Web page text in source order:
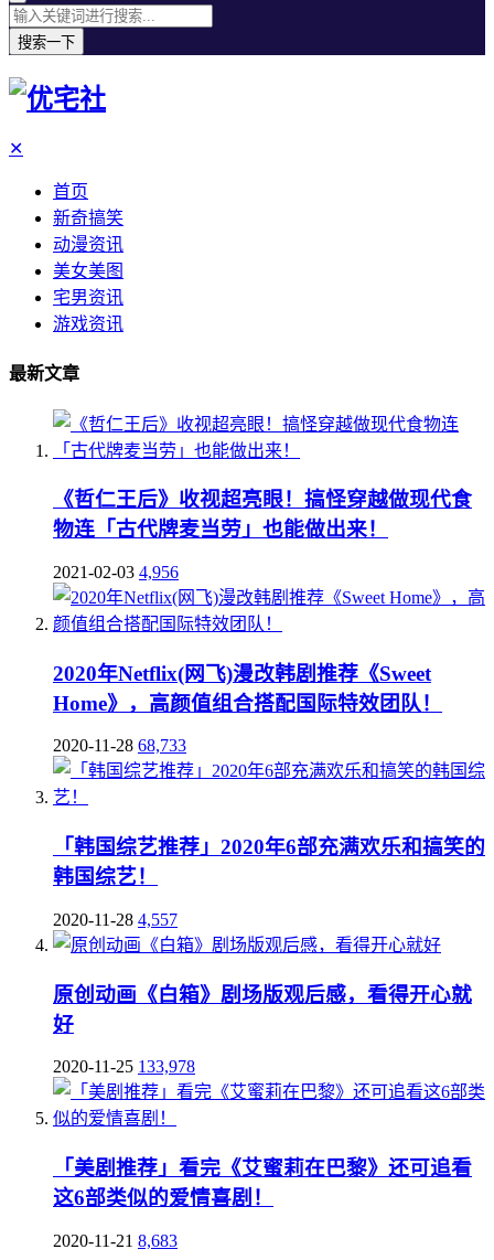
搜索一下
✕
首页
新奇搞笑
动漫资讯
美女美图
宅男资讯
游戏资讯
最新文章
《哲仁王后》收视超亮眼！搞怪穿越做现代食
物连「古代牌麦当劳」也能做出来！
2021-02-03 4,956
2020年Netflix(网飞)漫改韩剧推荐《Sweet
Home》，高颜值组合搭配国际特效团队！
2020-11-28 68,733
「韩国综艺推荐」2020年6部充满欢乐和搞笑的
韩国综艺！
2020-11-28 4,557
原创动画《白箱》剧场版观后感，看得开心就
好
2020-11-25 133,978
「美剧推荐」看完《艾蜜莉在巴黎》还可追看
这6部类似的爱情喜剧！
2020-11-21 8,683